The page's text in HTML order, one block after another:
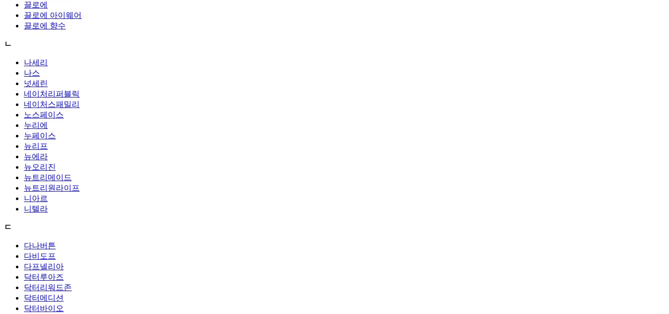
끌로에
끌로에 아이웨어
끌로에 향수
ㄴ
나세리
나스
넛세린
네이처리퍼블릭
네이처스패밀리
노스페이스
누리에
누페이스
뉴리프
뉴에라
뉴오리진
뉴트리메이드
뉴트리원라이프
니아르
니텔라
ㄷ
다나버튼
다비도프
다프넬리아
닥터루아즈
닥터리워드존
닥터메디션
닥터바이오